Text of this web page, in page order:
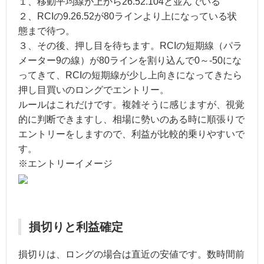
２、RCIの9.26.52が80ラインより上になっている状
態まで待つ。
３、その後、押し目を待ちます。RCIの短期線（パラ
メーター9の線）が80ラインを割り込んで0～-50にな
ってきて、RCIの短期線が少し上向きになってきたら
押し目買いのロングでエントリー。
ルールはこれだけです。複雑そうに感じますが、視覚
的に判断できますし、相場に勢いのある時に順張りで
エントリーをしますので、利益が比較的乗りやすいで
す。
※エントリーイメージ
損切りと利益確定
損切りは、ロングの場合は直近の安値です。数時間前